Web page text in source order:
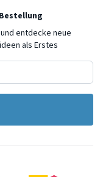
entdecke neue
als Erstes